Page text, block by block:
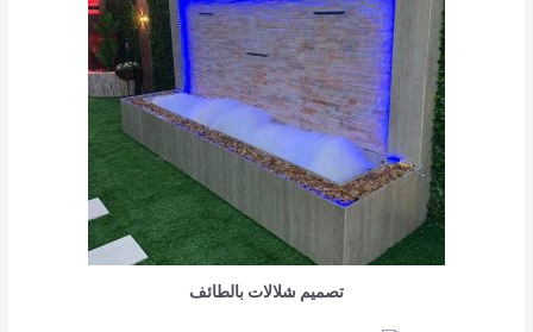
تصميم شلالات بالطائف